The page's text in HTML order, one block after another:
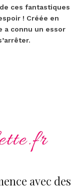
ces fantastiques
! Créée en
a connu un essor
avec des